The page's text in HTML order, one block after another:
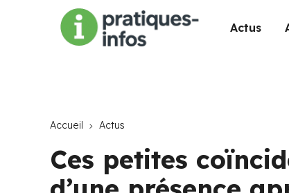
Actus
Accueil Actus
Ces petites